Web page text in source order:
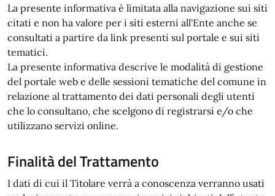
La presente informativa è limitata alla navigazione sui siti
citati e non ha valore per i siti esterni all'Ente anche se
consultati a partire da link presenti sul portale e sui siti
tematici.
La presente informativa descrive le modalità di gestione
del portale web e delle sessioni tematiche del comune in
relazione al trattamento dei dati personali degli utenti
che lo consultano, che scelgono di registrarsi e/o che
utilizzano servizi online.
Finalità del Trattamento
I dati di cui il Titolare verrà a conoscenza verranno usati